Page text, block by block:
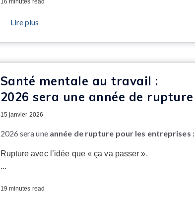
16 minutes read
Lire plus
Santé mentale au travail :
2026 sera une année de rupture
15 janvier 2026
2026 sera une année de rupture pour les entreprises :
Rupture avec l’idée que « ça va passer ».
...
19 minutes read